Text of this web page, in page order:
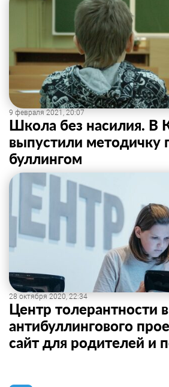
9 февраля 2021, 20:07
Школа без насилия. В
выпустили методичку
буллингом
28 октября 2020, 22:34
Центр толерантности
антибуллингового
сайт для родителей и